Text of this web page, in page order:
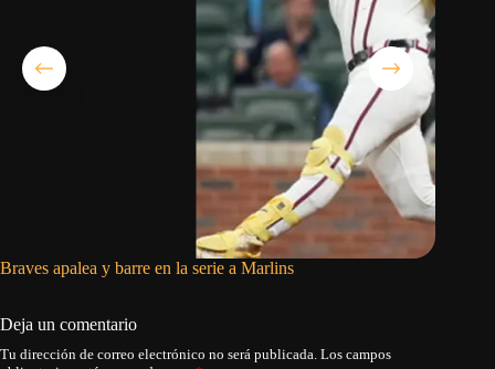
Braves apalea y barre en la serie a Marlins
Deja un comentario
Tu dirección de correo electrónico no será publicada. Los campos